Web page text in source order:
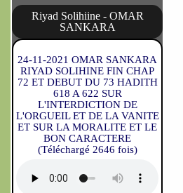
Riyad Solihiine - OMAR
SANKARA
24-11-2021 OMAR SANKARA
RIYAD SOLIHINE FIN CHAP
72 ET DEBUT DU 73 HADITH
618 A 622 SUR
L'INTERDICTION DE
L'ORGUEIL ET DE LA VANITE
ET SUR LA MORALITE ET LE
BON CARACTERE
(Téléchargé 2646 fois)